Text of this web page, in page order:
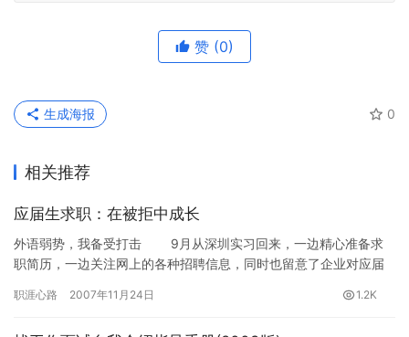
赞 (0)
0
生成海报
相关推荐
应届生求职：在被拒中成长
外语弱势，我备受打击 9月从深圳实习回来，一边精心准备求
职简历，一边关注网上的各种招聘信息，同时也留意了企业对应届
先…
职涯心路 2007年11月24日 1.2K